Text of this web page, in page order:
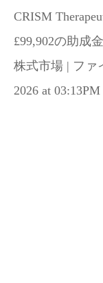
CRISM
£99,902の助成
株式市場 | ファ
2026 at